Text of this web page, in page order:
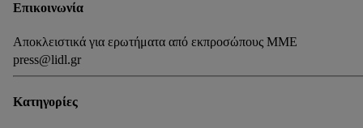
Επικοινωνία
Αποκλειστικά για ερωτήματα από εκπροσώπους ΜΜΕ
press@lidl.gr
Κατηγορίες